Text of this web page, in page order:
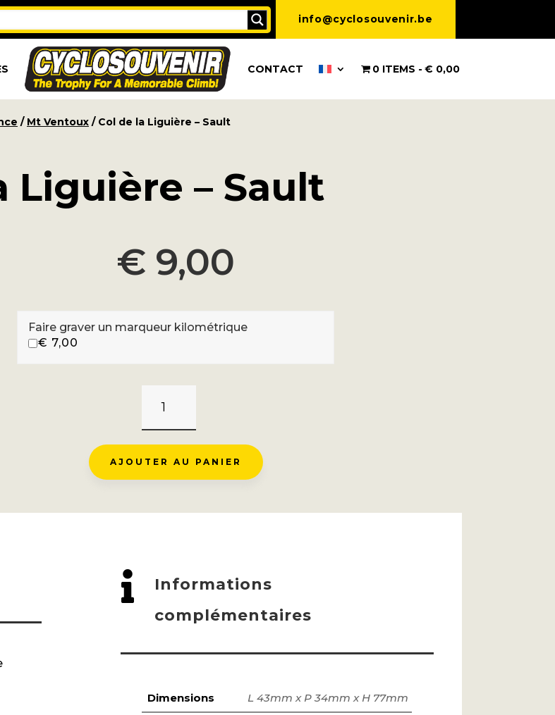
info@cyclosouvenir.be
CONTACT 0 ITEMS € 0,00
/ Mt Ventoux / Col de la Liguière – Sault
Liguière – Sault
€ 9,00
Faire graver un marqueur kilométrique
€ 7,00
COL
-
AJOUTER AU PANIER

Informations
complémentaires
Dimensions L 43mm x P 34mm x H 77mm